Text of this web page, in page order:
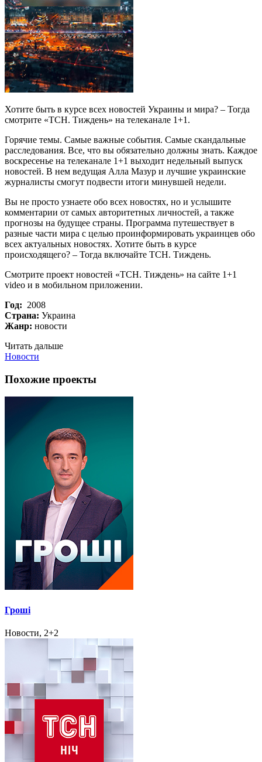
Хотите быть в курсе всех новостей Украины и мира? – Тогда
смотрите «ТСН. Тиждень» на телеканале 1+1.
Горячие темы. Самые важные события. Самые скандальные
расследования. Все, что вы обязательно должны знать. Каждое
воскресенье на телеканале 1+1 выходит недельный выпуск
новостей. В нем ведущая Алла Мазур и лучшие украинские
журналисты смогут подвести итоги минувшей недели.
Вы не просто узнаете обо всех новостях, но и услышите
комментарии от самых авторитетных личностей, а также
прогнозы на будущее страны. Программа путешествует в
разные части мира с целью проинформировать украинцев обо
всех актуальных новостях. Хотите быть в курсе
происходящего? – Тогда включайте ТСН. Тиждень.
Смотрите проект новостей «ТСН. Тиждень» на сайте 1+1
video и в мобильном приложении.
Год: 2008
Страна: Украина
Жанр: новости
Читать дальше
Новости
Похожие проекты
Гроші
Новости, 2+2